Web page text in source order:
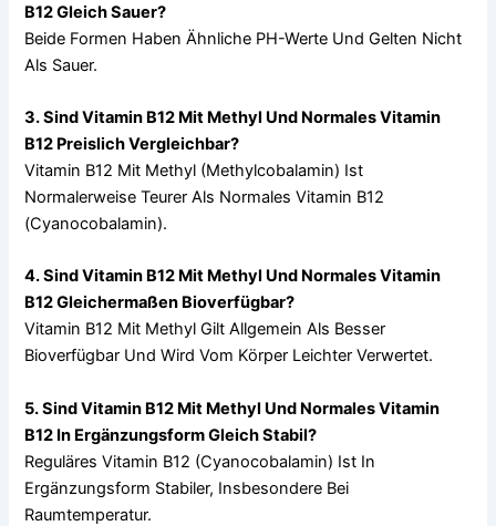
B12 Gleich Sauer?
Beide Formen Haben Ähnliche PH-Werte Und Gelten Nicht
Als Sauer.
3. Sind Vitamin B12 Mit Methyl Und Normales Vitamin
B12 Preislich Vergleichbar?
Vitamin B12 Mit Methyl (Methylcobalamin) Ist
Normalerweise Teurer Als Normales Vitamin B12
(Cyanocobalamin).
4. Sind Vitamin B12 Mit Methyl Und Normales Vitamin
B12 Gleichermaßen Bioverfügbar?
Vitamin B12 Mit Methyl Gilt Allgemein Als Besser
Bioverfügbar Und Wird Vom Körper Leichter Verwertet.
5. Sind Vitamin B12 Mit Methyl Und Normales Vitamin
B12 In Ergänzungsform Gleich Stabil?
Reguläres Vitamin B12 (Cyanocobalamin) Ist In
Ergänzungsform Stabiler, Insbesondere Bei
Raumtemperatur.